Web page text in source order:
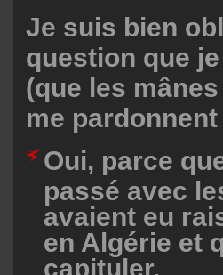
Je suis bien
question que
(que les
me
Oui, parce
passé avec
avaient eu
en Algérie et
capituler.